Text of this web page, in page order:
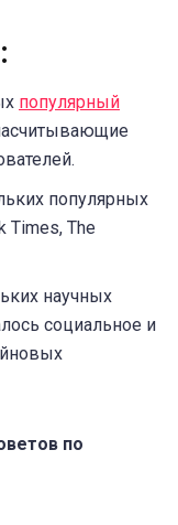
популярный
популярных
Times, The
научных
социальное и
по